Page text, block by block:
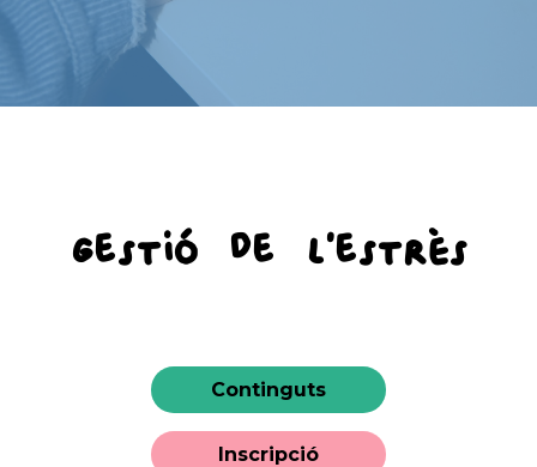
Gestió de l'estrès
Continguts
Inscripció